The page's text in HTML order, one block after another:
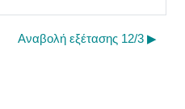
Αναβολή εξέτασης 12/3 ▶︎